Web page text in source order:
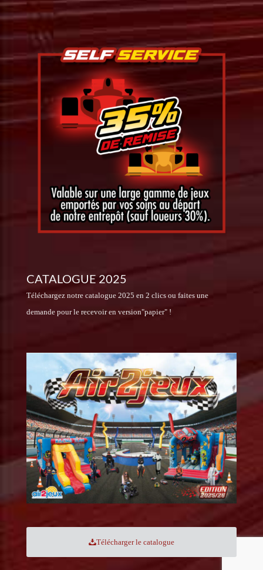
CATALOGUE 2025
Téléchargez notre catalogue 2025 en 2 clics ou faites une
demande pour le recevoir en version"papier" !
Télécharger le catalogue